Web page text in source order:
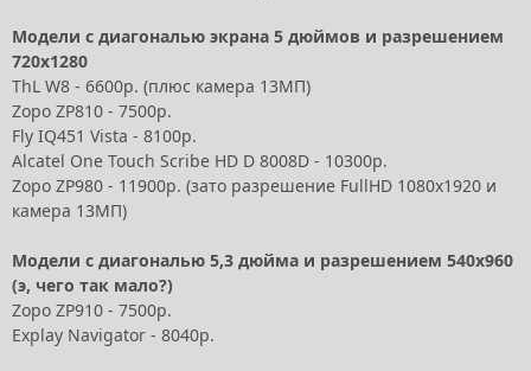
Модели с диагональю экрана 5 дюймов и разрешением
720x1280
ThL W8 - 6600р. (плюс камера 13МП)
Zopo ZP810 - 7500р.
Fly IQ451 Vista - 8100р.
Alcatel One Touch Scribe HD D 8008D - 10300р.
Zopo ZP980 - 11900р. (зато разрешение FullHD 1080x1920 и
камера 13МП)
Модели с диагональю 5,3 дюйма и разрешением 540x960
(э, чего так мало?)
Zopo ZP910 - 7500р.
Explay Navigator - 8040р.